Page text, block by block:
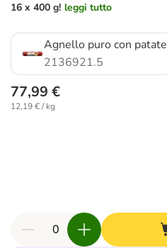
16 x 400 g! leggi tutto
Agnello puro con patate
2136921.5
77,99 €
12,19 € / kg